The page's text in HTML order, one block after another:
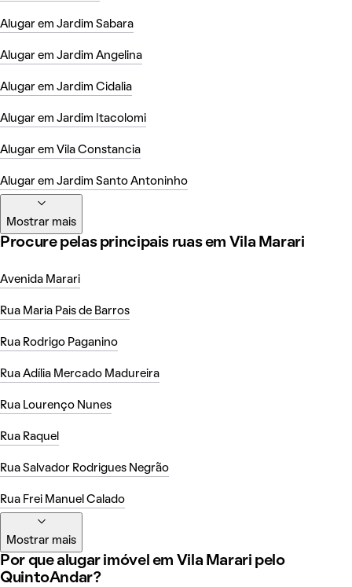
Alugar em Jardim Sabara
Alugar em Jardim Angelina
Alugar em Jardim Cidalia
Alugar em Jardim Itacolomi
Alugar em Vila Constancia
Alugar em Jardim Santo Antoninho
Mostrar mais
Procure pelas principais ruas em Vila Marari
Avenida Marari
Rua Maria Pais de Barros
Rua Rodrigo Paganino
Rua Adília Mercado Madureira
Rua Lourenço Nunes
Rua Raquel
Rua Salvador Rodrigues Negrão
Rua Frei Manuel Calado
Mostrar mais
Por que alugar imóvel em Vila Marari pelo
QuintoAndar?